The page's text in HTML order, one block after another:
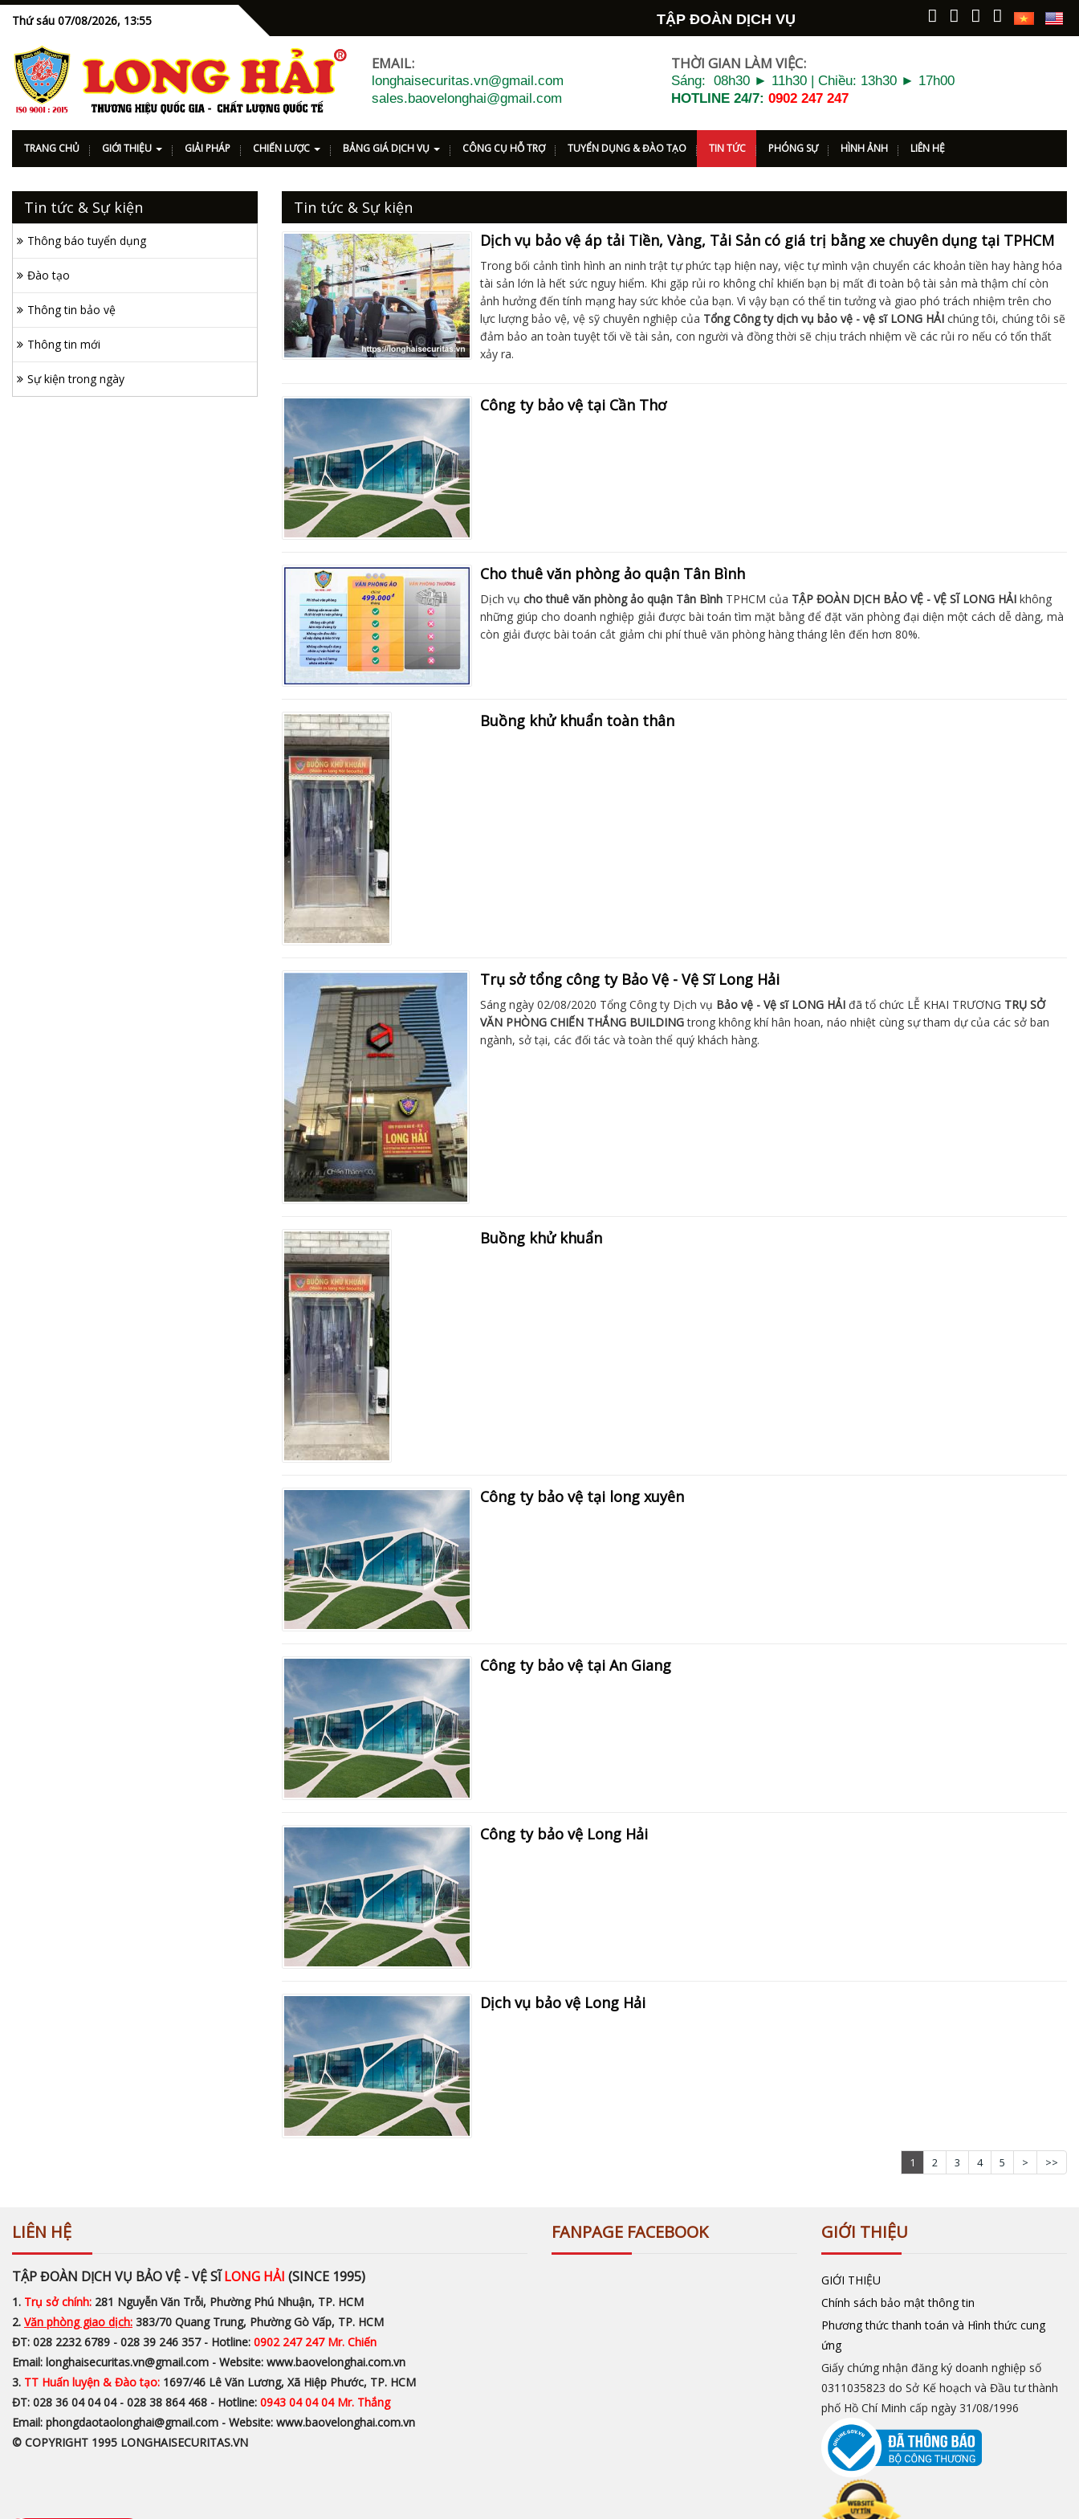
Thứ sáu 07/08/2026, 13:55 TẬP ĐOÀN DỊCH VỤ BẢO VỆ - VỆ SĨ LONG HẢI KÍNH CHÀO
EMAIL:
longhaisecuritas.vn@gmail.com
sales.baovelonghai@gmail.com
THỜI GIAN LÀM VIỆC:
Sáng: 08h30 ► 11h30 | Chiều: 13h30 ► 17h00
HOTLINE 24/7:0902 247 247
TRANG CHỦ GIỚI THIỆU GIẢI PHÁP CHIẾN LƯỢC BẢNG GIÁ DỊCH VỤ CÔNG CỤ HỖ TRỢ TUYỂN DỤNG & ĐÀO TẠO TIN TỨC PHÓNG SỰ HÌNH ẢNH LIÊN HỆ
Tin tức & Sự kiện
Dịch vụ bảo vệ áp tải Tiền, Vàng, Tải Sản có giá trị bằng xe chuyên dụng tại TPHCM
Trong bối cảnh tình hình an ninh trật tự phức tạp hiện nay, việc tự mình vận chuyển các khoản tiền hay hàng hóa
tài sản lớn là hết sức nguy hiểm. Khi gặp rủi ro không chỉ khiến bạn bị mất đi toàn bộ tài sản mà thậm chí còn
ảnh hưởng đến tính mạng hay sức khỏe của bạn. Vì vậy bạn có thể tin tưởng và giao phó trách nhiệm trên cho
lực lượng bảo vệ, vệ sỹ chuyên nghiệp của Tổng Công ty dịch vụ bảo vệ - vệ sĩ LONG HẢI chúng tôi, chúng tôi sẽ
đảm bảo an toàn tuyệt tối về tài sản, con người và đồng thời sẽ chịu trách nhiệm về các rủi ro nếu có tổn thất
xảy ra.
Công ty bảo vệ tại Cần Thơ
Cho thuê văn phòng ảo quận Tân Bình
Dịch vụ cho thuê văn phòng ảo quận Tân Bình TPHCM của TẬP ĐOÀN DỊCH BẢO VỆ - VỆ SĨ LONG HẢI không
những giúp cho doanh nghiệp giải được bài toán tìm mặt bằng để đặt văn phòng đại diện một cách dễ dàng, mà
còn giải được bài toán cắt giảm chi phí thuê văn phòng hàng tháng lên đến hơn 80%.
Buồng khử khuẩn toàn thân
Trụ sở tổng công ty Bảo Vệ - Vệ Sĩ Long Hải
Sáng ngày 02/08/2020 Tổng Công ty Dịch vụ Bảo vệ - Vệ sĩ LONG HẢI đã tổ chức LỄ KHAI TRƯƠNG TRỤ SỞ
VĂN PHÒNG CHIẾN THẮNG BUILDINGtrong không khí hân hoan, náo nhiệt cùng sự tham dự của các sở ban
ngành, sở tại, các đối tác và toàn thể quý khách hàng.
Buồng khử khuẩn
Công ty bảo vệ tại long xuyên
Công ty bảo vệ tại An Giang
Công ty bảo vệ Long Hải
Dịch vụ bảo vệ Long Hải
1 2 3 4 5 > >>
Tin tức & Sự kiện
Thông báo tuyển dụng
Đào tạo
Thông tin bảo vệ
Thông tin mới
Sự kiện trong ngày
LIÊN HỆ
TẬP ĐOÀN DỊCH VỤ BẢO VỆ - VỆ SĨLONG HẢI (SINCE 1995)
1. Trụ sở chính: 281 Nguyễn Văn Trỗi, Phường Phú Nhuận, TP. HCM
2. Văn phòng giao dịch: 383/70 Quang Trung, Phường Gò Vấp, TP. HCM
ĐT: 028 2232 6789 - 028 39 246 357 - Hotline: 0902 247 247 Mr. Chiến
Email: longhaisecuritas.vn@gmail.com - Website: www.baovelonghai.com.vn
3. TT Huấn luyện & Đào tạo: 1697/46 Lê Văn Lương, Xã Hiệp Phước, TP. HCM
ĐT: 028 36 04 04 04 - 028 38 864 468 - Hotline: 0943 04 04 04 Mr. Thắng
Email: phongdaotaolonghai@gmail.com - Website: www.baovelonghai.com.vn
© COPYRIGHT 1995 LONGHAISECURITAS.VN
FANPAGE FACEBOOK GIỚI THIỆU
GIỚI THIỆU
Chính sách bảo mật thông tin
Phương thức thanh toán và Hình thức cung
ứng
Giấy chứng nhận đăng ký doanh nghiệp số
0311035823 do Sở Kế hoạch và Đầu tư thành
phố Hồ Chí Minh cấp ngày 31/08/1996